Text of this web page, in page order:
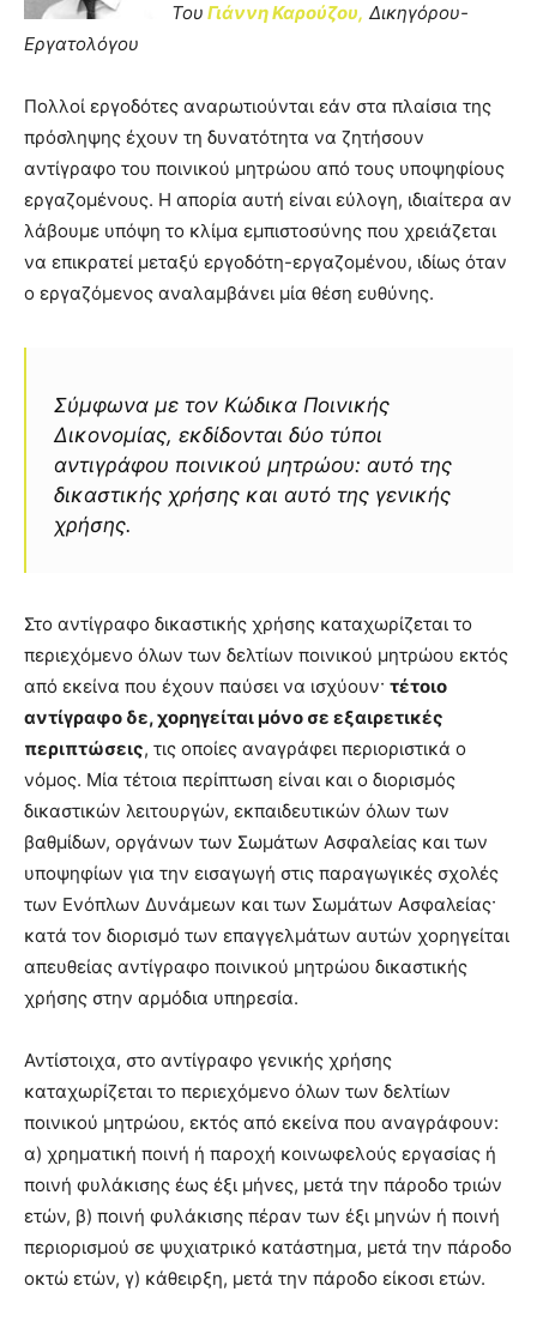
Του Γιάννη Καρούζου, Δικηγόρου-
Εργατολόγου
Πολλοί εργοδότες αναρωτιούνται εάν στα πλαίσια της
πρόσληψης έχουν τη δυνατότητα να ζητήσουν
αντίγραφο του ποινικού μητρώου από τους υποψηφίους
εργαζομένους. Η απορία αυτή είναι εύλογη, ιδιαίτερα αν
λάβουμε υπόψη το κλίμα εμπιστοσύνης που χρειάζεται
να επικρατεί μεταξύ εργοδότη-εργαζομένου, ιδίως όταν
ο εργαζόμενος αναλαμβάνει μία θέση ευθύνης.
Σύμφωνα με τον Κώδικα Ποινικής
Δικονομίας, εκδίδονται δύο τύποι
αντιγράφου ποινικού μητρώου: αυτό της
δικαστικής χρήσης και αυτό της γενικής
χρήσης.
Στο αντίγραφο δικαστικής χρήσης καταχωρίζεται το
περιεχόμενο όλων των δελτίων ποινικού μητρώου εκτός
από εκείνα που έχουν παύσει να ισχύουν· τέτοιο
αντίγραφο δε, χορηγείται μόνο σε εξαιρετικές
περιπτώσεις, τις οποίες αναγράφει περιοριστικά ο
νόμος. Μία τέτοια περίπτωση είναι και ο διορισμός
δικαστικών λειτουργών, εκπαιδευτικών όλων των
βαθμίδων, οργάνων των Σωμάτων Ασφαλείας και των
υποψηφίων για την εισαγωγή στις παραγωγικές σχολές
των Ενόπλων Δυνάμεων και των Σωμάτων Ασφαλείας·
κατά τον διορισμό των επαγγελμάτων αυτών χορηγείται
απευθείας αντίγραφο ποινικού μητρώου δικαστικής
χρήσης στην αρμόδια υπηρεσία.
Αντίστοιχα, στο αντίγραφο γενικής χρήσης
καταχωρίζεται το περιεχόμενο όλων των δελτίων
ποινικού μητρώου, εκτός από εκείνα που αναγράφουν:
α) χρηματική ποινή ή παροχή κοινωφελούς εργασίας ή
ποινή φυλάκισης έως έξι μήνες, μετά την πάροδο τριών
ετών, β) ποινή φυλάκισης πέραν των έξι μηνών ή ποινή
περιορισμού σε ψυχιατρικό κατάστημα, μετά την πάροδο
οκτώ ετών, γ) κάθειρξη, μετά την πάροδο είκοσι ετών.